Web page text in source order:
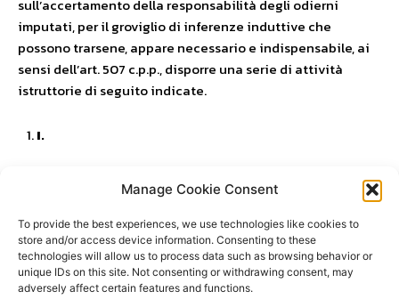
Manage Cookie Consent
To provide the best experiences, we use technologies like cookies to
store and/or access device information. Consenting to these
technologies will allow us to process data such as browsing behavior or
unique IDs on this site. Not consenting or withdrawing consent, may
adversely affect certain features and functions.
sull’accertamento della responsabilità degli odierni
imputati, per il groviglio di inferenze induttive che
possono trarsene, appare necessario e indispensabile, ai
sensi dell’art. 507 c.p.p., disporre una serie di attività
istruttorie di seguito indicate.
I.
In virtù del consenso manifestato dalle parti all’udienza
del 5.12.2012, deve disporsi l’acquisizione:
della relazione tecnica del Gabinetto Regionale di
Polizia Scientifica di Palermo del 2.3.1996 a firma
dell’ispettore Gaetano Azzolina, concernente l’esame